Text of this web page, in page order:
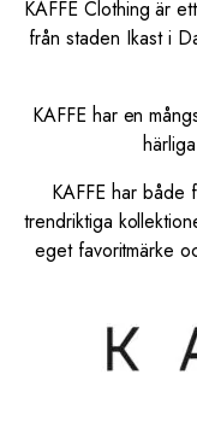
KAFFE Clothing är
från staden Ikast i
KAFFE har en
KAFFE har både
trendriktiga
eget favoritmärke